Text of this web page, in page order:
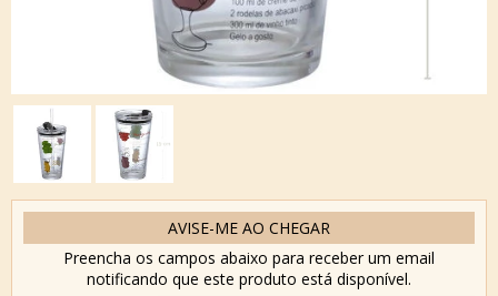
AVISE-ME AO CHEGAR
Preencha os campos abaixo para receber um email
notificando que este produto está disponível.